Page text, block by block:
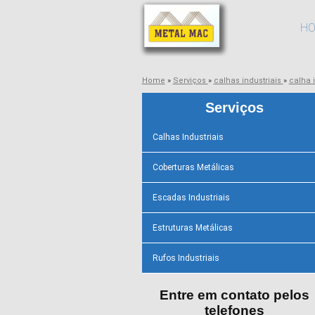
Home » Serviços » calhas industriais » calha
Serviços
Calhas Industriais
Coberturas Metálicas
Escadas Industriais
Estruturas Metálicas
Rufos Industriais
Entre em contato pelos
telefones